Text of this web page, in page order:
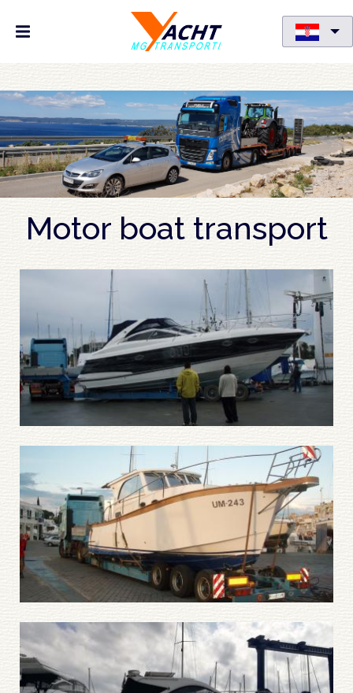
Skoči
na
glavni
sadržaj
Motor boat transport